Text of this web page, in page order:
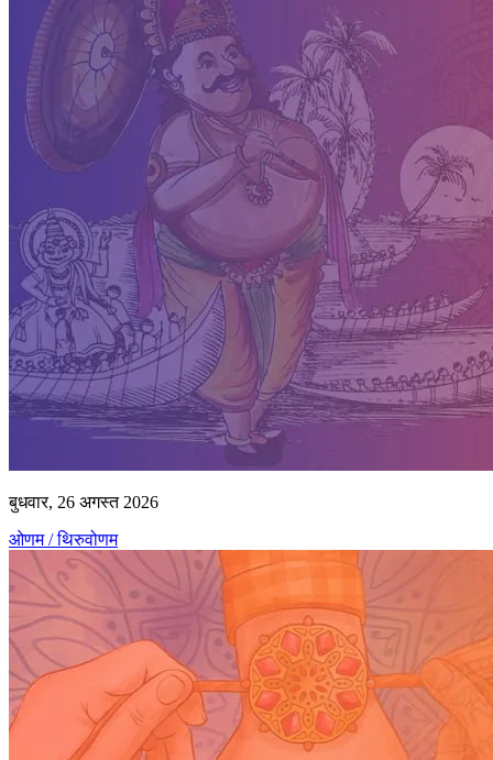
बुधवार, 26 अगस्त 2026
ओणम / थिरुवोणम